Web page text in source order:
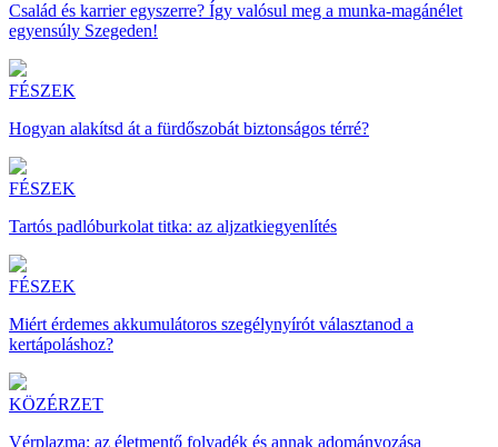
Család és karrier egyszerre? Így valósul meg a munka-magánélet
egyensúly Szegeden!
FÉSZEK
Hogyan alakítsd át a fürdőszobát biztonságos térré?
FÉSZEK
Tartós padlóburkolat titka: az aljzatkiegyenlítés
FÉSZEK
Miért érdemes akkumulátoros szegélynyírót választanod a
kertápoláshoz?
KÖZÉRZET
Vérplazma: az életmentő folyadék és annak adományozása